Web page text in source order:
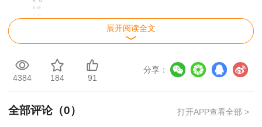
展开阅读全文
4384 184 91
分享：
全部评论（0） 打开APP查看全部 >